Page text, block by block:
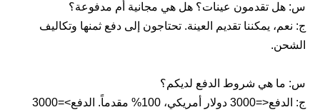
س: هل تقدمون عينات؟ هل هي مجانية أم مدفوعة؟
ج: نعم، يمكننا تقديم العينة. تحتاجون إلى دفع ثمنها وتكاليف
الشحن.
س: ما هي شروط الدفع لديكم؟
ج: الدفع<=3000 دولار أمريكي، 100% مقدماً. الدفع>=3000